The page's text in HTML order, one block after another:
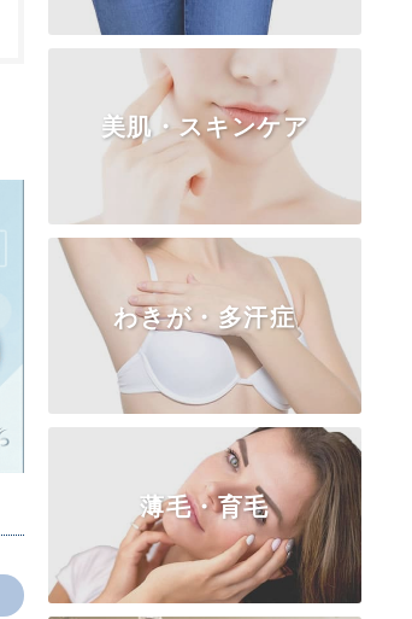
小陰唇 副皮
クリトリス
処女膜 処女膜の切開
美肌・スキンケア
ピコシェア・ゼオスキン
わきが・多汗症
ビューホット高周波ＲＦ
BOTOX汗止め注射
皮弁法（保険適用）
薄毛・育毛